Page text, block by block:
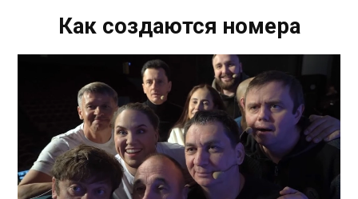
Как создаются номера